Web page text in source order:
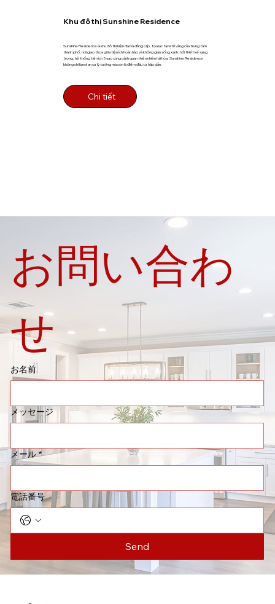
お問い合わ
せ
お名前
メッセージ
メール *
電話番号
Send
Khu đô thị Sunshine Residence
Sunshine Residence là khu đô thị hiện đại và đẳng cấp, tọa lạc tại vị trí vàng của trung tâm
thành phố, nơi giao thoa giữa tiện ích hoàn hảo và không gian sống xanh. Với thiết kế sang
trọng, hệ thống tiện ích 5 sao cùng cảnh quan thiên nhiên hài hòa, Sunshine Residence
không chỉ là nơi an cư lý tưởng mà còn là điểm đầu tư hấp dẫn.
Chi tiết